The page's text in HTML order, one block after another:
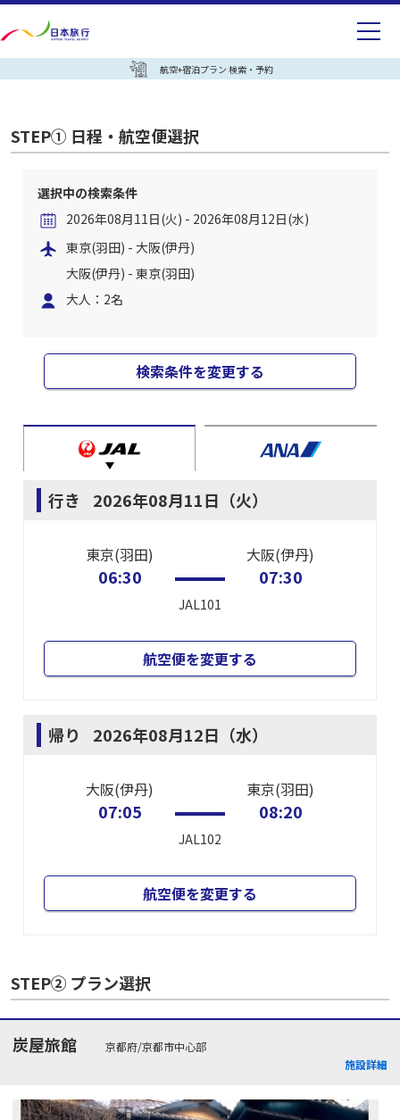
航空+宿泊プラン 検索・予約
STEP① 日程・航空便選択
選択中の検索条件
2026年08月11日(火) - 2026年08月12日(水)
東京(羽田) - 大阪(伊丹)
大阪(伊丹) - 東京(羽田)
大人：2名
検索条件を変更する
行き 2026年08月11日（火）
東京(羽田)
06:30
JAL101
大阪(伊丹)
07:30
航空便を変更する
帰り 2026年08月12日（水）
大阪(伊丹)
07:05
JAL102
東京(羽田)
08:20
航空便を変更する
STEP② プラン選択
炭屋旅館
京都府/京都市中心部
施設詳細